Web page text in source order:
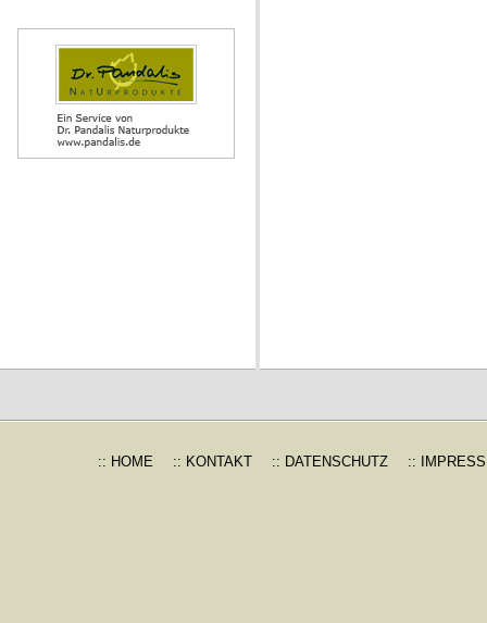
:: HOME :: KONTAKT :: DATENSCHUTZ ::